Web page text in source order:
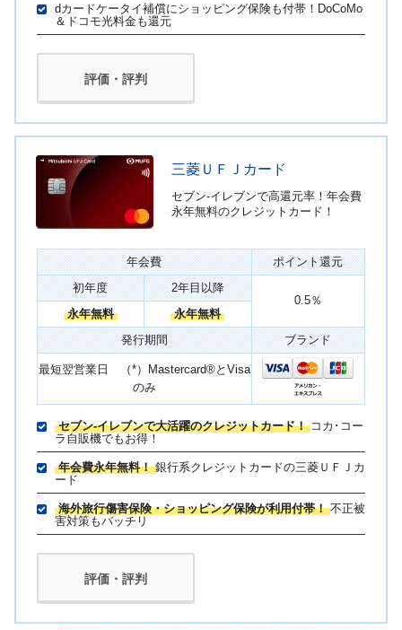
dカードケータイ補償にショッピング保険も付帯！DoCoMo
＆ドコモ光料金も還元
評価・評判
三菱ＵＦＪカード
セブン‐イレブンで高還元率！年会費
永年無料のクレジットカード！
年会費
ポイント還元
初年度
2年目以降
0.5％
永年無料
永年無料
発行期間
ブランド
最短翌営業日 （*）Mastercard®とVisa
のみ
セブン‐イレブンで大活躍のクレジットカード！ コカ･コー
ラ自販機でもお得！
年会費永年無料！ 銀行系クレジットカードの三菱ＵＦＪカ
ード
海外旅行傷害保険・ショッピング保険が利用付帯！ 不正被
害対策もバッチリ
評価・評判